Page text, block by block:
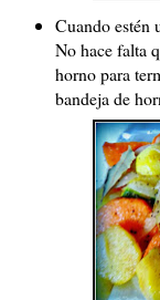
Cuando estén
No hace falta
horno para
bandeja de